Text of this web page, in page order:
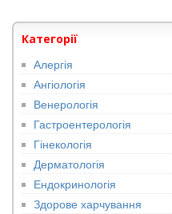
Категорії
Алергія
Ангіологія
Венерологія
Гастроентерологія
Гінекологія
Дерматологія
Ендокринологія
Здорове харчування